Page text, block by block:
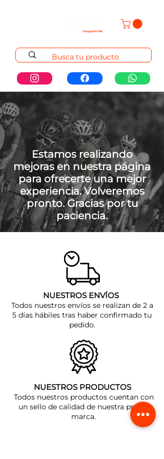
Estamos realizando
mejoras en nuestra página
para ofrecerte una mejor
experiencia. Volveremos
pronto. Gracias por tu
paciencia.
NUESTROS ENVÍOS
Todos nuestros envíosse realizan de 2a
5 días hábiles tras haber confirmado tu
pedido.
NUESTROS PRODUCTOS
Todos nuestros productos cuentan con
un sello de calidad de nuestra propia
marca.